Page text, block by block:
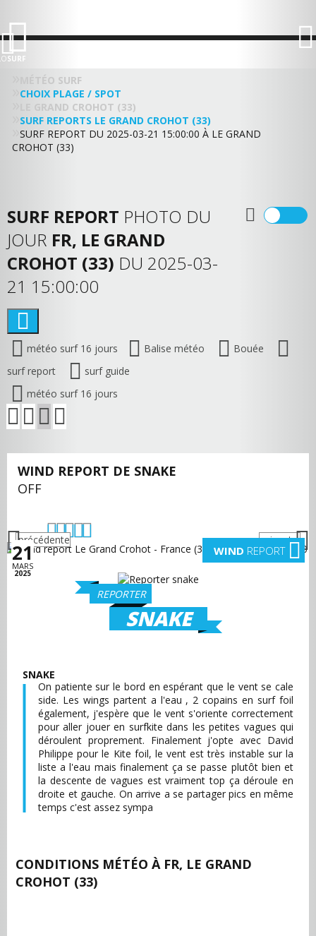
SURF
MÉTÉO SURF
CHOIX PLAGE / SPOT
LE GRAND CROHOT (33)
SURF REPORTS LE GRAND CROHOT (33)
SURF REPORT DU 2025-03-21 15:00:00 À LE GRAND
CROHOT (33)
SURF REPORT PHOTO DU
JOUR FR, LE GRAND
CROHOT (33) DU 2025-03-
21 15:00:00
météo surf 16 jours Balise météo
Bouée
surf report
surf guide
météo surf 16 jours
WIND REPORT DE SNAKE
OFF
21
MARS
2025
WIND REPORT
précédente suivante
REPORTER
SNAKE
SNAKE
On patiente sur le bord en espérant que le vent se cale
side. Les wings partent a l'eau , 2 copains en surf foil
également, j'espère que le vent s'oriente correctement
pour aller jouer en surfkite dans les petites vagues qui
déroulent proprement. Finalement j'opte avec David
Philippe pour le Kite foil, le vent est très instable sur la
liste a l'eau mais finalement ça se passe plutôt bien et
la descente de vagues est vraiment top ça déroule en
droite et gauche. On arrive a se partager pics en même
temps c'est assez sympa
CONDITIONS MÉTÉO À FR, LE GRAND
CROHOT (33)